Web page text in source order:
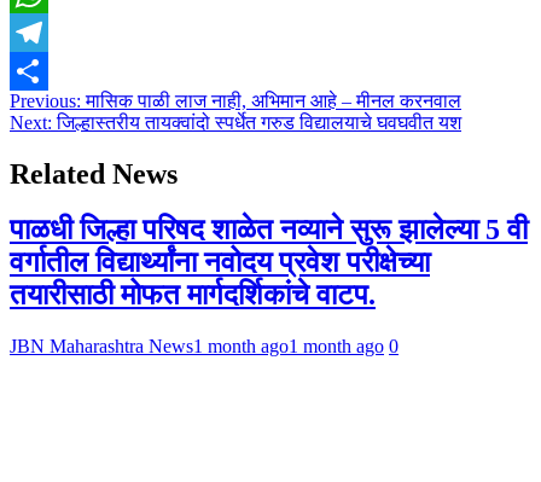
WhatsApp
Telegram
Share
Post
navigation
Previous: मासिक पाळी लाज नाही, अभिमान आहे – मीनल करनवाल
Next: जिल्हास्तरीय तायक्वांदो स्पर्धेत गरुड विद्यालयाचे घवघवीत यश
Related News
पाळधी जिल्हा परिषद शाळेत नव्याने सुरू झालेल्या 5 वी
वर्गातील विद्यार्थ्यांना नवोदय प्रवेश परीक्षेच्या
तयारीसाठी मोफत मार्गदर्शिकांचे वाटप.
JBN Maharashtra News1 month ago1 month ago 0